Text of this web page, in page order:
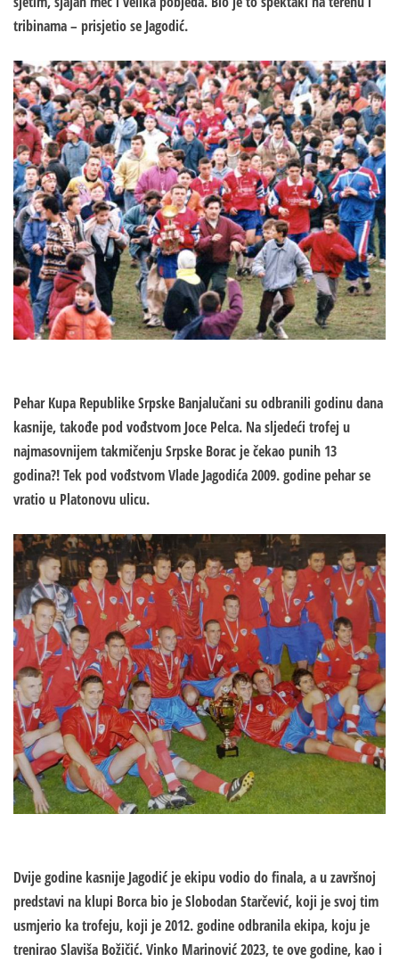
tribinama – prisjetio se Jagodić.
Pehar Kupa Republike Srpske Banjalučani su odbranili godinu dana
kasnije, takođe pod vođstvom Joce Pelca. Na sljedeći trofej u
najmasovnijem takmičenju Srpske Borac je čekao punih 13
godina?! Tek pod vođstvom Vlade Jagodića 2009. godine pehar se
vratio u Platonovu ulicu.
Dvije godine kasnije Jagodić je ekipu vodio do finala, a u završnoj
predstavi na klupi Borca bio je Slobodan Starčević, koji je svoj tim
usmjerio ka trofeju, koji je 2012. godine odbranila ekipa, koju je
trenirao Slaviša Božičić. Vinko Marinović 2023, te ove godine, kao i